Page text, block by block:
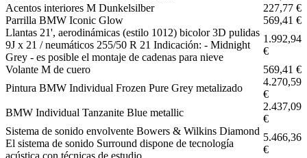
Acentos interiores M Dunkelsilber
227,77 €
Parrilla BMW Iconic Glow
569,41 €
Llantas 21', aerodinámicas (estilo 1012) bicolor 3D pulidas
9J x 21 / neumáticos 255/50 R 21 Indicación: - Midnight
Grey - es posible el montaje de cadenas para nieve
1.992,94
€
Volante M de cuero
569,41 €
Pintura BMW Individual Frozen Pure Grey metalizado
4.270,59
€
BMW Individual Tanzanite Blue metallic
2.437,09
€
Sistema de sonido envolvente Bowers & Wilkins Diamond
El sistema de sonido Surround dispone de tecnología
acústica con técnicas de estudio
5.466,36
€